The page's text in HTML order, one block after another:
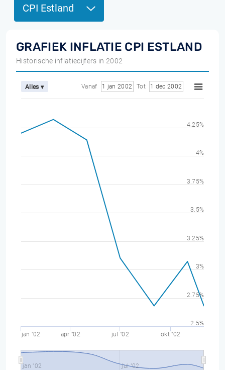
CPI Estland
GRAFIEK INFLATIE CPI ESTLAND
Historische inflatiecijfers in 2002
Alles ▾ Vanaf 1 jan 2002 Tot 1 dec 2002
jan "02 apr "02 jul "02 okt "02
jan "02 jul "02
2.5%
2.75%
3%
3.25%
3.5%
3.75%
4%
4.25%